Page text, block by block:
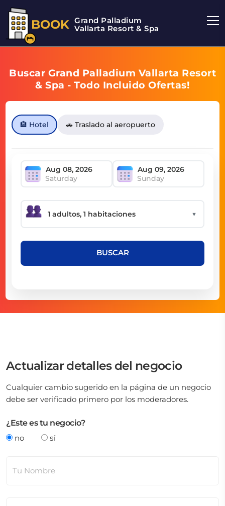
BOOK Grand Palladium
Vallarta Resort & Spa
Buscar Grand Palladium Vallarta Resort
& Spa - Todo Incluido Ofertas!
🏨 Hotel 🚗 Traslado al aeropuerto
Saturday Sunday
▼
BUSCAR
Actualizar detalles del negocio
Cualquier cambio sugerido en la página de un negocio
debe ser verificado primero por los moderadores.
¿Este es tu negocio?
no
sí
Tu Nombre